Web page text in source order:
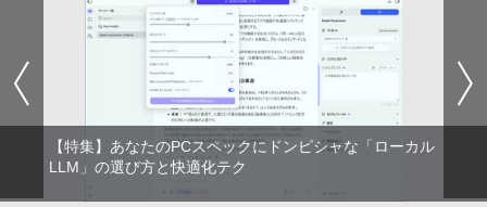
￥34,990
【中古】【極軽極薄】東芝 dynabook G
83 13.3型FHD(1920x1080)液晶 第11世
代Core i5/ 8GB / SSD256GB / Webカメ
ラ内蔵 / USB Type-C / HDMI / 無線LAN
Bluetooth / Win11 Pro搭載 /Office 202
4 H&B / Aランク
【中古】富士通 ESPRIMO D588 整備済
み品 第9世代 Intel Core i3-9100 / Core i
5-9500 デスクトップPC メモリ8GB M.2
SSD256GB DVD Office2021 Windows1
1Pro DVI-D DisplayPort パソコン単体
￥21,800
Dell Technologies P2422H プロフェッ
ショナルシリーズ 23.8インチワイドモニ
タ / 1920×1080 / HDMI、VGA、Display
Port / ブラック（スタンド一部:シルバ
ー）中古モニター 送料無料 3か月保証付
き0830-1
￥14,800
【特集】あなたのPCスペックにドンピシャな「ローカル
LLM」の選び方と快適化テク